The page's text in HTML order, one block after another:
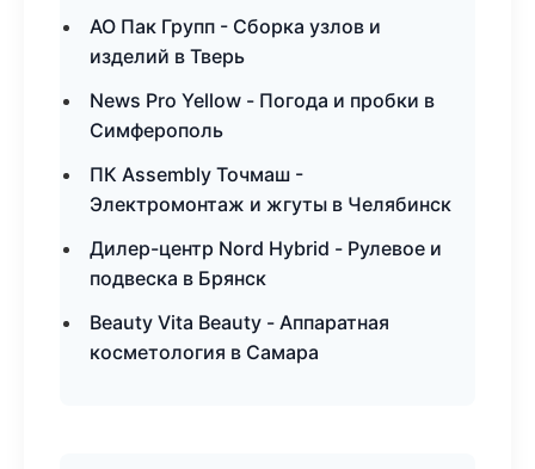
АО Пак Групп - Сборка узлов и
изделий в Тверь
News Pro Yellow - Погода и пробки в
Симферополь
ПК Assembly Точмаш -
Электромонтаж и жгуты в Челябинск
Дилер-центр Nord Hybrid - Рулевое и
подвеска в Брянск
Beauty Vita Beauty - Аппаратная
косметология в Самара